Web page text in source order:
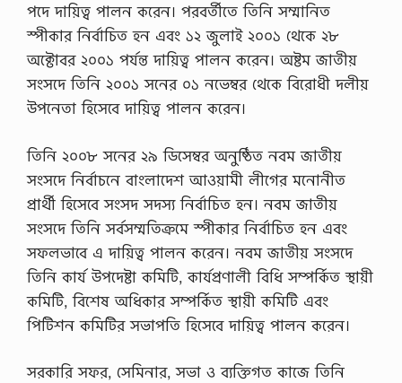
পদে দায়িত্ব পালন করেন। পরবর্তীতে তিনি সম্মানিত
স্পীকার নির্বাচিত হন এবং ১২ জুলাই ২০০১ থেকে ২৮
অক্টোবর ২০০১ পর্যন্ত দায়িত্ব পালন করেন। অষ্টম জাতীয়
সংসদে তিনি ২০০১ সনের ০১ নভেম্বর থেকে বিরোধী দলীয়
উপনেতা হিসেবে দায়িত্ব পালন করেন।
তিনি ২০০৮ সনের ২৯ ডিসেম্বর অনুষ্ঠিত নবম জাতীয়
সংসদে নির্বাচনে বাংলাদেশ আওয়ামী লীগের মনোনীত
প্রার্থী হিসেবে সংসদ সদস্য নির্বাচিত হন। নবম জাতীয়
সংসদে তিনি সর্বসম্মতিক্রমে স্পীকার নির্বাচিত হন এবং
সফলভাবে এ দায়িত্ব পালন করেন। নবম জাতীয় সংসদে
তিনি কার্য উপদেষ্টা কমিটি, কার্যপ্রণালী বিধি সম্পর্কিত স্থায়ী
কমিটি, বিশেষ অধিকার সম্পর্কিত স্থায়ী কমিটি এবং
পিটিশন কমিটির সভাপতি হিসেবে দায়িত্ব পালন করেন।
সরকারি সফর, সেমিনার, সভা ও ব্যক্তিগত কাজে তিনি